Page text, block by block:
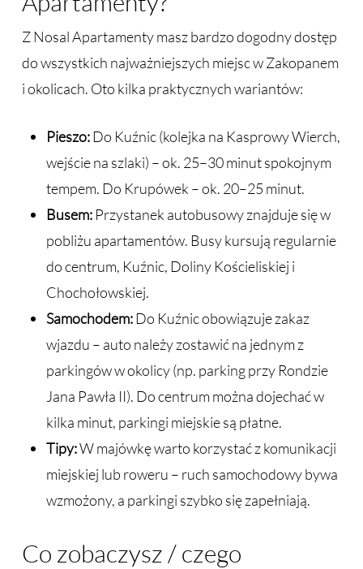
Z Nosal Apartamenty masz bardzo dogodny dostęp
do wszystkich najważniejszych miejsc w Zakopanem
i okolicach. Oto kilka praktycznych wariantów:
Pieszo:Do Kuźnic (kolejka na Kasprowy Wierch,
wejście na szlaki) – ok. 25–30 minut spokojnym
tempem. Do Krupówek – ok. 20–25 minut.
Busem:Przystanek autobusowy znajduje się w
pobliżu apartamentów. Busy kursują regularnie
do centrum, Kuźnic, Doliny Kościeliskiej i
Chochołowskiej.
Samochodem:Do Kuźnic obowiązuje zakaz
wjazdu – auto należy zostawić na jednym z
parkingów w okolicy (np. parking przy Rondzie
Jana Pawła II). Do centrum można dojechać w
kilka minut, parkingi miejskie są płatne.
Tipy:W majówkę warto korzystać z komunikacji
miejskiej lub roweru – ruch samochodowy bywa
wzmożony, a parkingi szybko się zapełniają.
Co zobaczysz / czego